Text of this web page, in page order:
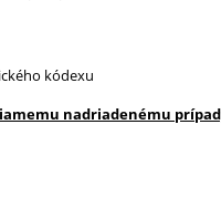
kódexu
nadriadenému